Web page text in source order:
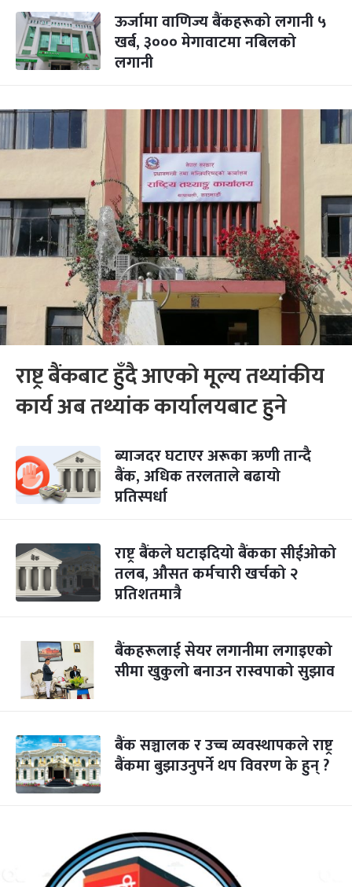
ऊर्जामा वाणिज्य बैंकहरूको लगानी ५
खर्ब, ३००० मेगावाटमा नबिलको
लगानी
राष्ट्र बैंकबाट हुँदै आएको मूल्य तथ्यांकीय
कार्य अब तथ्यांक कार्यालयबाट हुने
ब्याजदर घटाएर अरूका ऋणी तान्दै
बैंक, अधिक तरलताले बढायो
प्रतिस्पर्धा
राष्ट्र बैंकले घटाइदियो बैंकका सीईओको
तलब, औसत कर्मचारी खर्चको २
प्रतिशतमात्रै
बैंकहरूलाई सेयर लगानीमा लगाइएको
सीमा खुकुलो बनाउन रास्वपाको सुझाव
बैंक सञ्चालक र उच्च व्यवस्थापकले राष्ट्र
बैंकमा बुझाउनुपर्ने थप विवरण के हुन् ?